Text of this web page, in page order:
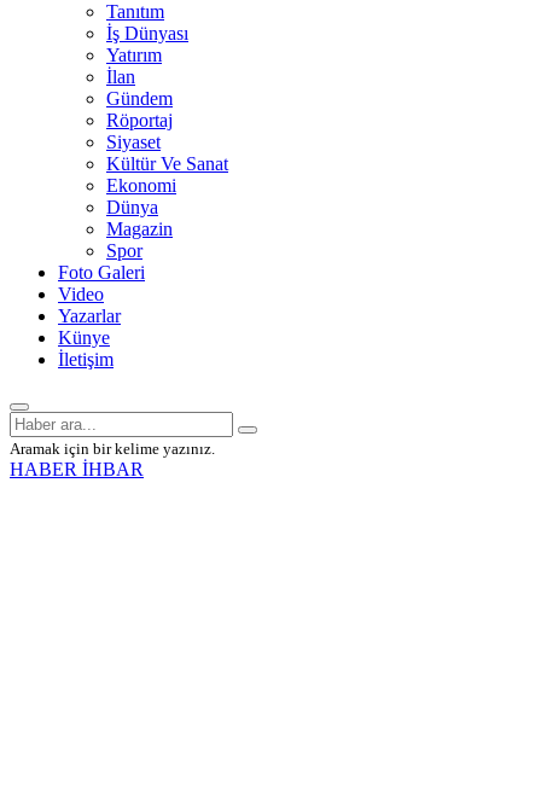
Tanıtım
İş Dünyası
Yatırım
İlan
Gündem
Röportaj
Siyaset
Kültür Ve Sanat
Ekonomi
Dünya
Magazin
Spor
Foto Galeri
Video
Yazarlar
Künye
İletişim
Aramak için bir kelime yazınız.
HABER İHBAR